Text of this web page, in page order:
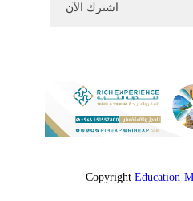
Education